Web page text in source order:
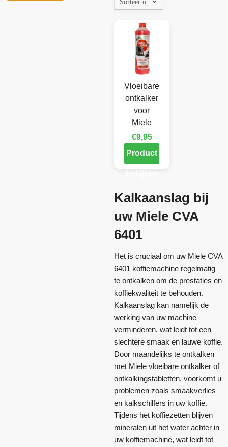
Vloeibare
ontkalker
voor
Miele
€9,95
Product
Kalkaanslag bij
uw Miele CVA
6401
Het is cruciaal om uw Miele CVA
6401 koffiemachine regelmatig
te ontkalken om de prestaties en
koffiekwaliteit te behouden.
Kalkaanslag kan namelijk de
werking van uw machine
verminderen, wat leidt tot een
slechtere smaak en lauwe koffie.
Door maandelijks te ontkalken
met Miele vloeibare ontkalker of
ontkalkingstabletten, voorkomt u
problemen zoals smaakverlies
en kalkschilfers in uw koffie.
Tijdens het koffiezetten blijven
mineralen uit het water achter in
uw koffiemachine, wat leidt tot